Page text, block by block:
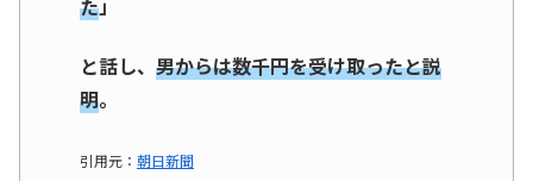
と話し、 男からは数千円を受け取ったと説
明。
引用元： 朝日新聞